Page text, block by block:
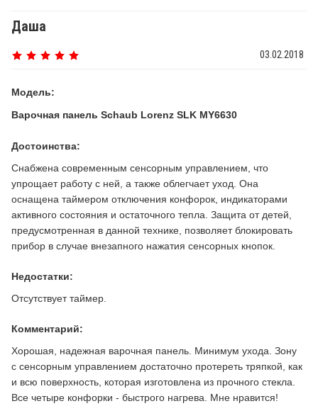
Даша
03.02.2018
Модель:
Варочная панель Schaub Lorenz SLK MY6630
Достоинства:
Снабжена современным сенсорным управлением, что
упрощает работу с ней, а также облегчает уход. Она
оснащена таймером отключения конфорок, индикаторами
активного состояния и остаточного тепла. Защита от детей,
предусмотренная в данной технике, позволяет блокировать
прибор в случае внезапного нажатия сенсорных кнопок.
Недостатки:
Отсутствует таймер.
Комментарий:
Хорошая, надежная варочная панель. Минимум ухода. Зону
с сенсорным управлением достаточно протереть тряпкой, как
и всю поверхность, которая изготовлена из прочного стекла.
Все четыре конфорки - быстрого нагрева. Мне нравится!